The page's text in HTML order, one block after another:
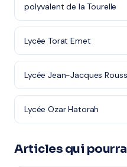
polyvalent de la Tourelle
Lycée Torat Emet
Lycée Jean-Jacques
Lycée Ozar Hatorah
Articles qui